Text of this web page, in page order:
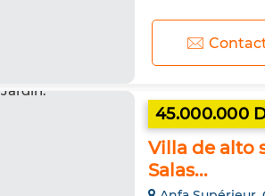
45.000.000
Villa de alto
Salas...